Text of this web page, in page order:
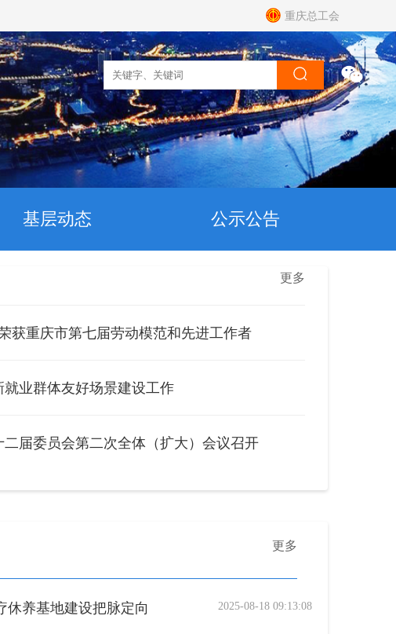
重庆总工会
基层动态 公示公告
更多
获重庆市第七届劳动模范和先进工作者
业群体友好场景建设工作
届委员会第二次全体（扩大）会议召开
更多
休养基地建设把脉定向 2025-08-18 09:13:08